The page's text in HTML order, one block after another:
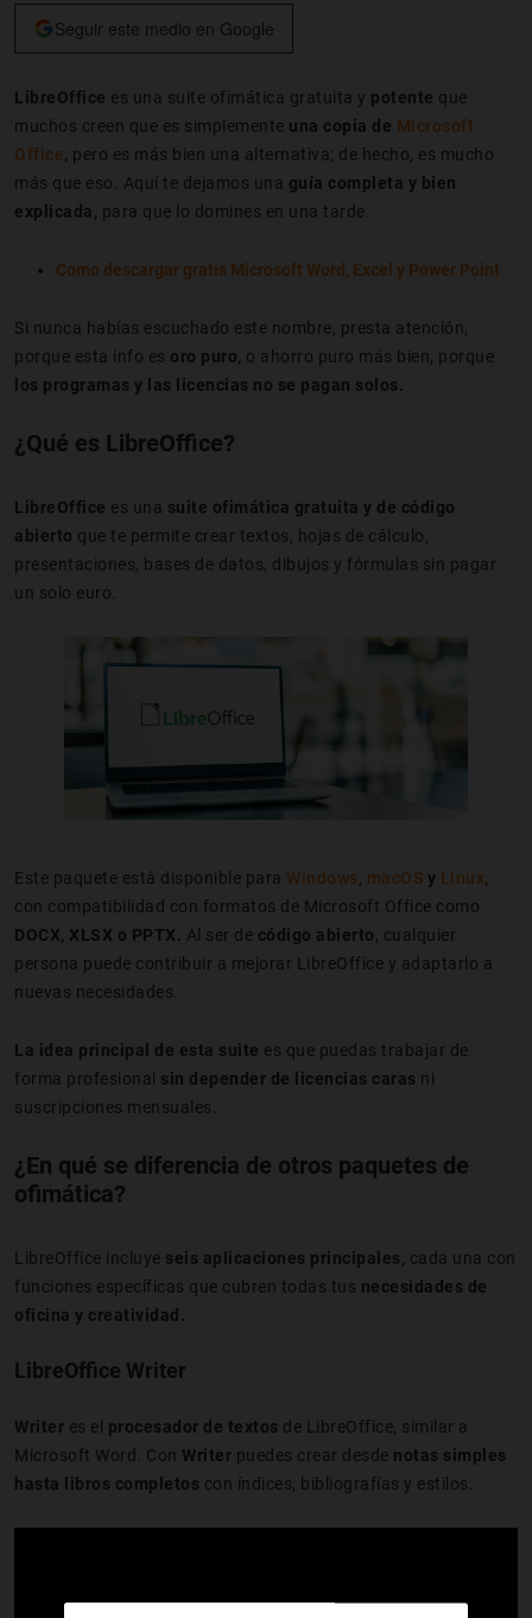
Seguir este medio en Google
LibreOffice es una suite ofimática gratuita y potente que
muchos creen que es simplemente una copia de Microsoft
Office pero es más bien una alternativa; de hecho, es mucho
más que eso. Aquí te dejamos una guía completa y bien
explicada,
para que lo domines en una tarde.
Cómo descargar gratis Microsoft Word, Excel y Power Point
Si nunca habías escuchado este nombre, presta atención,
porque esta info es oro puro, o ahorro puro más bien, porque
los programas y las licencias no se pagan solos.
¿Qué es LibreOffice?
LibreOffice es una suite ofimática gratuita y de código
abierto que te permite crear textos, hojas de cálculo,
presentaciones, bases de datos, dibujos y fórmulas sin pagar
un solo euro.
Este paquete está disponible para Windows macOS y Linux
con compatibilidad con formatos de Microsoft Office como
DOCX, XLSX o PPTX. Al ser de código abierto , cualquier
persona puede contribuir a mejorar LibreOffice y adaptarlo a
nuevas necesidades.
La idea principal de esta suite es que puedas trabajar de
forma profesional
sin depender de licencias caras ni
suscripciones mensuales.
¿En qué se diferencia de otros paquetes de
ofimática?
LibreOffice incluye seis aplicaciones principales, cada una con
funciones específicas que cubren todas tus necesidades de
oficina y creatividad.
LibreOffice Writer
Writer es el procesador de textos de LibreOffice, similar a
Microsoft Word. Con Writer puedes crear desde notas simples
hasta libros completos con índices, bibliografías y estilos.